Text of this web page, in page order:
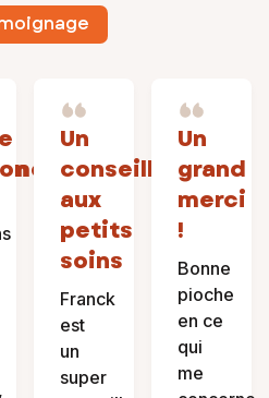
Un
conseiller
aux
petits
soins
Franck
est
un
super
Un
grand
merci
!
Bonne
pioche
en ce
qui
me